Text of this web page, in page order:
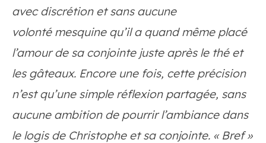
avec discrétion et sans aucune
volonté mesquine qu’il a quand même placé
l’amour de sa conjointe juste après le thé et
les gâteaux. Encore une fois, cette précision
n’est qu’une simple réflexion partagée, sans
aucune ambition de pourrir l’ambiance dans
le logis de Christophe et sa conjointe. « Bref »